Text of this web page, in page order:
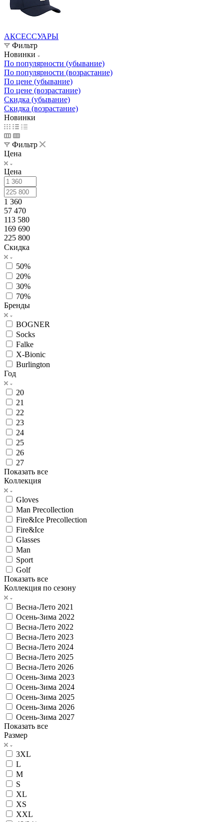
АКСЕССУАРЫ
Фильтр
Новинки
По популярности (убывание)
По популярности (возрастание)
По цене (убывание)
По цене (возрастание)
Скидка (убывание)
Скидка (возрастание)
Новинки
Фильтр
Цена
Цена
1 360
57 470
113 580
169 690
225 800
Скидка
50%
20%
30%
70%
Бренды
BOGNER
Socks
Falke
X-Bionic
Burlington
Год
20
21
22
23
24
25
26
27
Показать все
Коллекция
Gloves
Man Precollection
Fire&Ice Precollection
Fire&Ice
Glasses
Man
Sport
Golf
Показать все
Коллекция по сезону
Весна-Лето 2021
Осень-Зима 2022
Весна-Лето 2022
Весна-Лето 2023
Весна-Лето 2024
Весна-Лето 2025
Весна-Лето 2026
Осень-Зима 2023
Осень-Зима 2024
Осень-Зима 2025
Осень-Зима 2026
Осень-Зима 2027
Показать все
Размер
3XL
L
M
S
XL
XS
XXL